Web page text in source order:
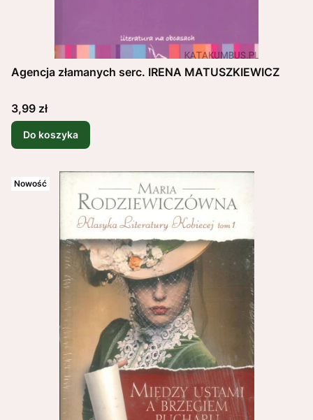
Agencja złamanych serc. IRENA MATUSZKIEWICZ
Cena
3,99 zł
Do koszyka
Nowość